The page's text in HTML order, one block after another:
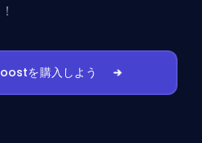
を購入しよう